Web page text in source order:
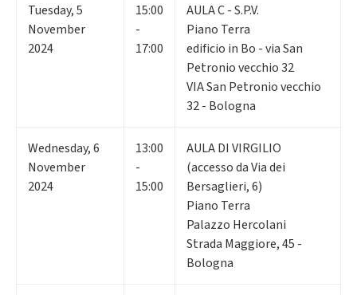
Tuesday,5
November
2024
15:00
-
17:00
AULA C - S.P.V.
Piano Terra
edificio in Bo - via San
Petronio vecchio 32
VIA San Petronio vecchio
32 - Bologna
Wednesday,6
November
2024
13:00
-
15:00
AULA DI VIRGILIO
(accesso da Via dei
Bersaglieri, 6)
Piano Terra
Palazzo Hercolani
Strada Maggiore, 45 -
Bologna